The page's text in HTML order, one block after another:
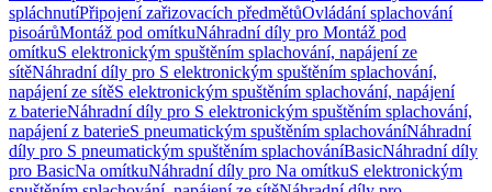
spláchnutíPřipojení zařizovacích předmětůOvládání splachování
pisoárůMontáž pod omítkuNáhradní díly pro Montáž pod
omítkuS elektronickým spuštěním splachování, napájení ze
sítěNáhradní díly pro S elektronickým spuštěním splachování,
napájení ze sítěS elektronickým spuštěním splachování, napájení
z baterieNáhradní díly pro S elektronickým spuštěním splachování,
napájení z baterieS pneumatickým spuštěním splachováníNáhradní
díly pro S pneumatickým spuštěním splachováníBasicNáhradní díly
pro BasicNa omítkuNáhradní díly pro Na omítkuS elektronickým